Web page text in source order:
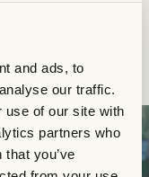
and ads, to
our traffic.
use of our site with
partners who
you’ve
inför ditt besök på
Halmstads BK i
26/7.